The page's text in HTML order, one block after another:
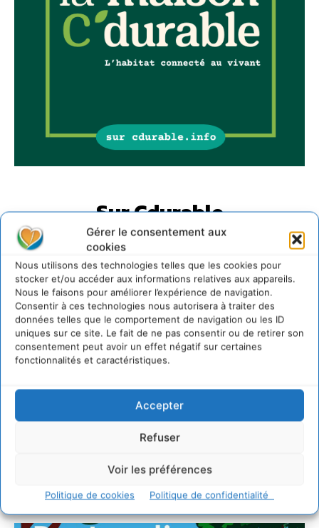
Gérer le consentement aux
cookies
Nous utilisons des technologies telles que les cookies pour
stocker et/ou accéder aux informations relatives aux appareils.
Nous le faisons pour améliorer l’expérience de navigation.
Consentir à ces technologies nous autorisera à traiter des
données telles que le comportement de navigation ou les ID
uniques sur ce site. Le fait de ne pas consentir ou de retirer son
consentement peut avoir un effet négatif sur certaines
fonctionnalités et caractéristiques.
Accepter
Refuser
Voir les préférences
Politique de cookies Politique de confidentialité
Sur Cdurable
Comment le sol français a perdu sa mémoire
hydrique et déréglé tout le territoire (2020-2026)
2 août 2026
Développer notre attention aux espèces vivantes
non humaines avec les communs de Zoepolis
30 juillet 2026
Un kit citoyen pour lever les freins au
développement des forêts comestibles dans nos
29 juillet 2026
L’éco-anxiété informe et l’éco-lucidité transforme
adaptées au changement climatique